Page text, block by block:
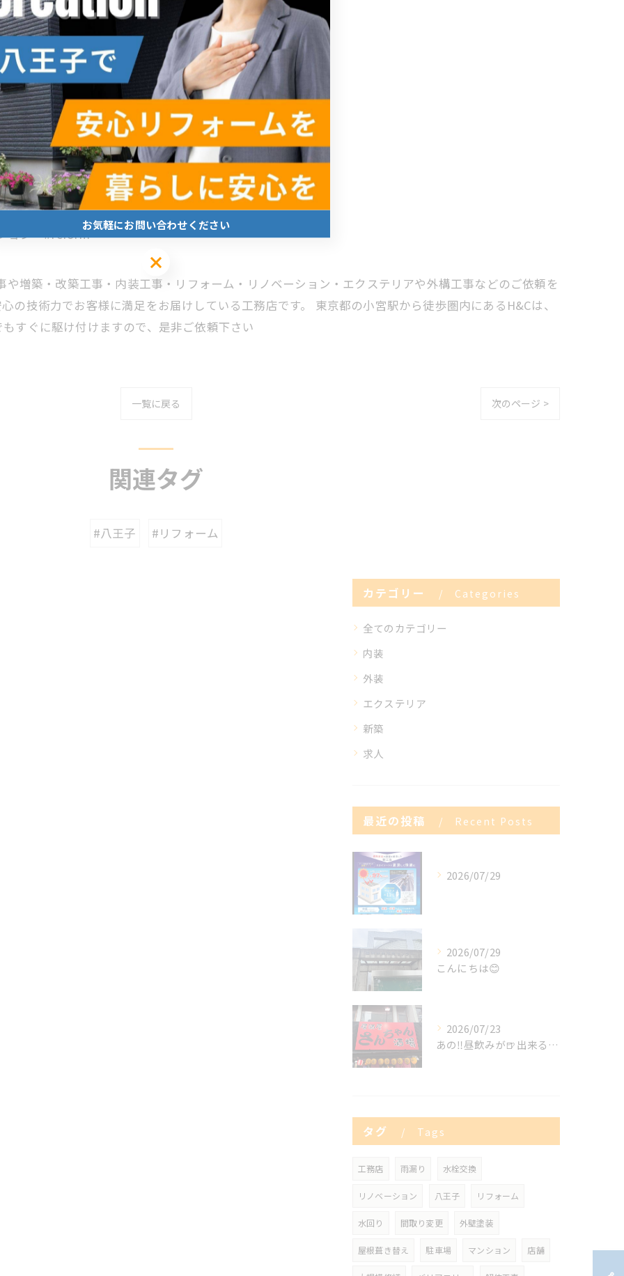
ョン #reform
増築・改築工事・内装工事・リフォーム・リノベーション・エクステリアや外構工事などのご依頼を
の技術力でお客様に満足をお届けしている工務店です。 東京都の小宮駅から徒歩圏内にあるH&Cは、
すぐに駆け付けますので、是非ご依頼下さい
一覧に戻る 次のページ >
関連タグ
#八王子 #リフォーム
カテゴリー Categories
全てのカテゴリー
内装
外装
エクステリア
新築
求人
最近の投稿 Recent Posts
2026/07/29
2026/07/29
こんにちは😊
2026/07/23
あの‼️昼飲みが🍺出来る😍✨
タグ Tags
工務店 雨漏り 水栓交換
リノベーション 八王子 リフォーム
水回り 間取り変更 外壁塗装
屋根葺き替え 駐車場 マンション 店舗
お気軽にお問い合わせください
お気軽にお問い合わせください